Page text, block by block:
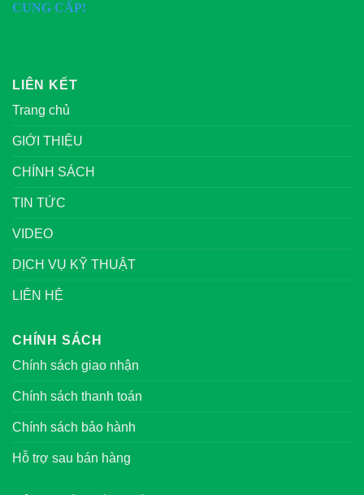
CUNG CẤP!
LIÊN KẾT
Trang chủ
GIỚI THIỆU
CHÍNH SÁCH
TIN TỨC
VIDEO
DỊCH VỤ KỸ THUẬT
LIÊN HỆ
CHÍNH SÁCH
Chính sách giao nhận
Chính sách thanh toán
Chính sách bảo hành
Hỗ trợ sau bán hàng